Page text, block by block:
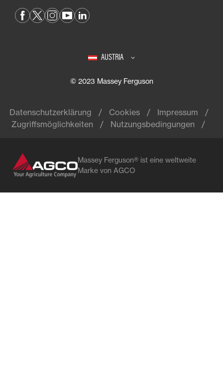
AUSTRIA
© 2023 Massey Ferguson
Datenschutzerklärung Cookies
Impressum
Zugriffsmöglichkeiten
Nutzungsbedingungen
Massey Ferguson® ist eine weltweite
Marke von AGCO